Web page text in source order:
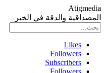
Atigmedia
المصداقية والدقة في الخبر
Likes
Followers
Subscribers
Followers